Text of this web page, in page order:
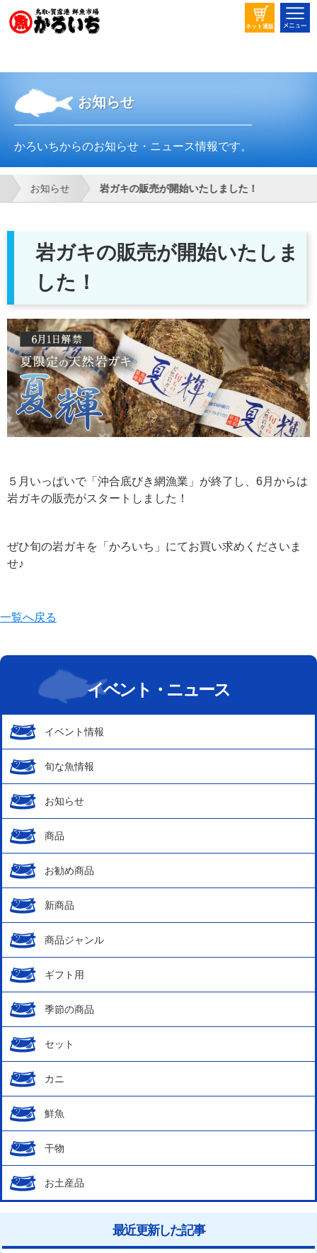
ネット通販
お知らせ
かろいちからのお知らせ・ニュース情報です。
お知らせ 岩ガキの販売が開始いたしました！
岩ガキの販売が開始いたしま
した！
５月いっぱいで「沖合底びき網漁業」が終了し、6月からは
岩ガキの販売がスタートしました！
ぜひ旬の岩ガキを「かろいち」にてお買い求めくださいま
せ♪
一覧へ戻る
イベント・ニュース
イベント情報
旬な魚情報
お知らせ
商品
お勧め商品
新商品
商品ジャンル
ギフト用
季節の商品
セット
カニ
鮮魚
干物
お土産品
最近更新した記事